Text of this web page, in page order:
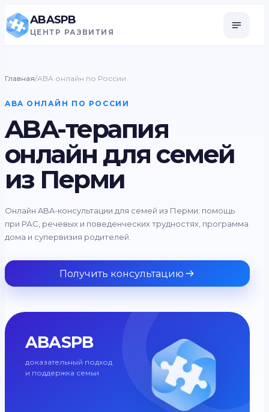
ABASPB
ЦЕНТР РАЗВИТИЯ
Главная/ABA онлайн по России
ABA ОНЛАЙН ПО РОССИИ
ABA-терапия
онлайн для семей
из Перми
Онлайн ABA-консультации для семей из Перми: помощь
при РАС, речевых и поведенческих трудностях, программа
дома и супервизия родителей.
Получить консультацию
ABASPB
доказательный подход
и поддержка семьи